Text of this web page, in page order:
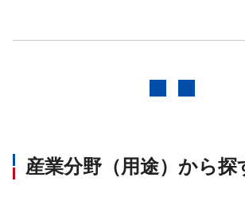
産業分野（用途）から探